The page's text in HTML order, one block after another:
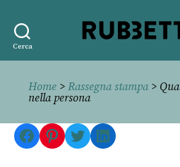
Cerca
Home > Rassegna stampa>
nella persona
Facebook
Pinterest
TwitterLinkedIn